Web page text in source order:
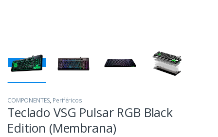
COMPONENTES, Periféricos
Teclado VSG Pulsar RGB Black
Edition (Membrana)